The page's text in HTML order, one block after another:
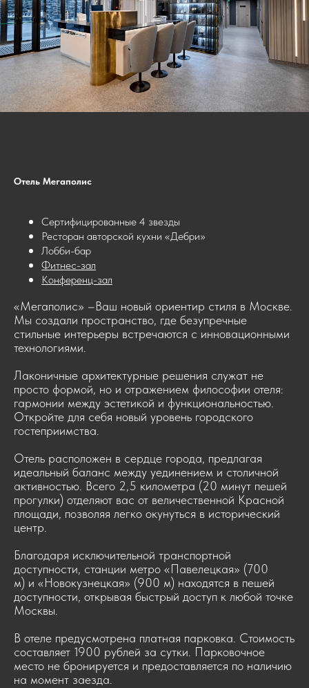
Отель Мегаполис
Сертифицированные 4 звезды
Ресторан авторской кухни «Дебри»
Лобби-бар
Фитнес-зал
Конференц-зал
«Мегаполис» –Ваш новый ориентир стиля в Москве.
Мы создали пространство, где безупречные
стильные интерьеры встречаются с инновационными
технологиями.
Лаконичные архитектурные решения служат не
просто формой, но и отражением философии отеля:
гармонии между эстетикой и функциональностью.
Откройте для себя новый уровень городского
гостеприимства.
Отель расположен в сердце города, предлагая
идеальный баланс между уединением и столичной
активностью. Всего 2,5 километра (20 минут пешей
прогулки) отделяют вас от величественной Красной
площади, позволяя легко окунуться в исторический
центр.
Благодаря исключительной транспортной
доступности, станции метро «Павелецкая» (700
м) и «Новокузнецкая» (900 м) находятся в пешей
доступности, открывая быстрый доступ к любой точке
Москвы.
В отеле предусмотрена платная парковка. Стоимость
составляет 1900 рублей за сутки. Парковочное
место не бронируется и предоставляется по наличию
на момент заезда.